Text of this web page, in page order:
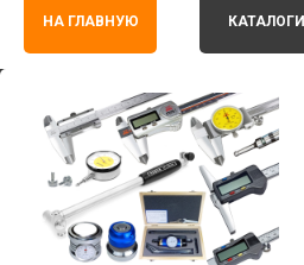
НА ГЛАВНУЮ КАТАЛОГИ